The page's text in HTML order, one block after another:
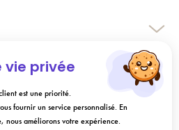
vie privée
est une priorité.
fournir un service personnalisé. En
nous améliorons votre expérience.